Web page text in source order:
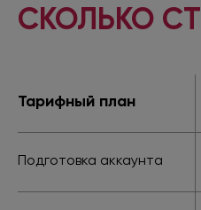
СКОЛЬКО
Тарифный план
Подготовка аккаунта